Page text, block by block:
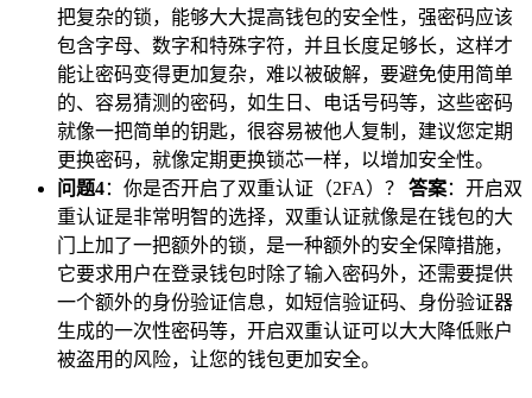
把复杂的锁，能够大大提高钱包的安全性，强密码应该
包含字母、数字和特殊字符，并且长度足够长，这样才
能让密码变得更加复杂，难以被破解，要避免使用简单
的、容易猜测的密码，如生日、电话号码等，这些密码
就像一把简单的钥匙，很容易被他人复制，建议您定期
更换密码，就像定期更换锁芯一样，以增加安全性。
问题4：你是否开启了双重认证（2FA）？ 答案：开启双
重认证是非常明智的选择，双重认证就像是在钱包的大
门上加了一把额外的锁，是一种额外的安全保障措施，
它要求用户在登录钱包时除了输入密码外，还需要提供
一个额外的身份验证信息，如短信验证码、身份验证器
生成的一次性密码等，开启双重认证可以大大降低账户
被盗用的风险，让您的钱包更加安全。